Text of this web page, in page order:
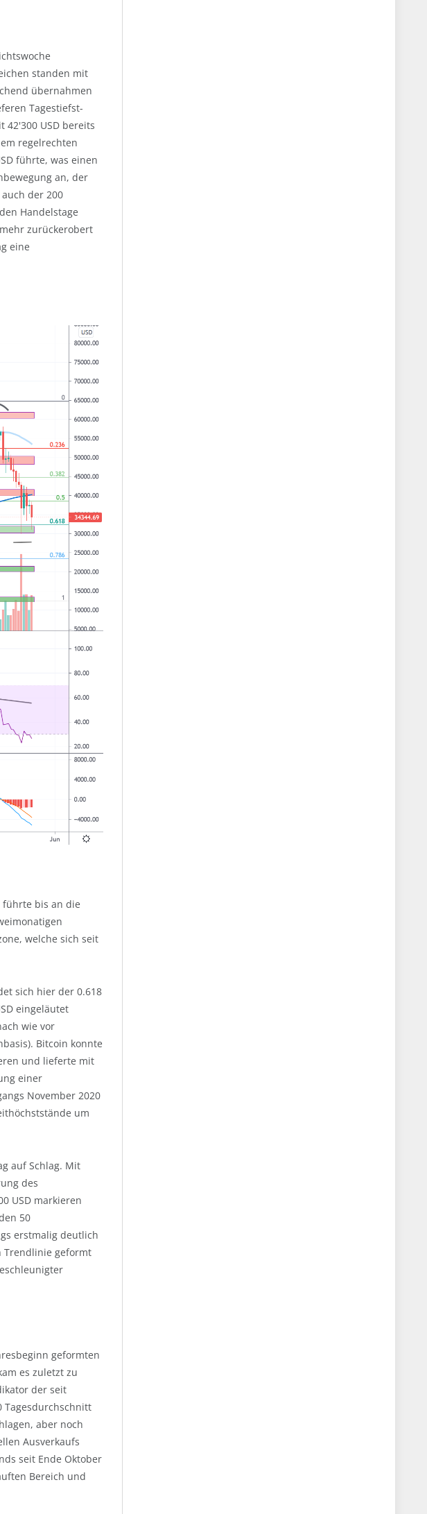
standen mit
übernahmen
Tagestiefst-
42'300 USD bereits
regelrechten
führte, was einen
an, der
der 200
Handelstage
zurückerobert
eine
führte bis an die
welche sich seit
sich hier der 0.618
eingeläutet
wie vor
Bitcoin konnte
und lieferte mit
einer
November 2020
um
auf Schlag. Mit
des
USD markieren
50
erstmalig deutlich
Trendlinie geformt
geformten
es zuletzt zu
der seit
Tagesdurchschnitt
aber noch
Ausverkaufs
seit Ende Oktober
Bereich und